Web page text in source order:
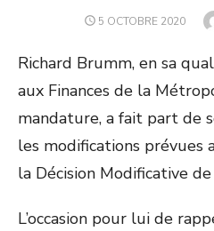
POSTED
5 OCTOBRE 2020
Richard Brumm, en sa
aux Finances de la
mandature, a fait part de
les modifications prévues
la Décision Modificative
L’occasion pour lui de